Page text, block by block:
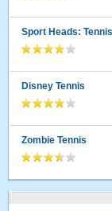
Sport Heads:
Disney Tennis
Zombie Tennis